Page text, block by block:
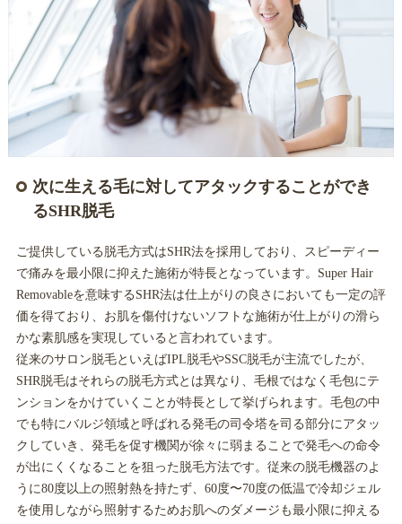
次に生える毛に対してアタックすることができ
るSHR脱毛
ご提供している脱毛方式はSHR法を採用しており、スピーディー
で痛みを最小限に抑えた施術が特長となっています。Super Hair
Removableを意味するSHR法は仕上がりの良さにおいても一定の評
価を得ており、お肌を傷付けないソフトな施術が仕上がりの滑ら
かな素肌感を実現していると言われています。
従来のサロン脱毛といえばIPL脱毛やSSC脱毛が主流でしたが、
SHR脱毛はそれらの脱毛方式とは異なり、毛根ではなく毛包にテ
ンションをかけていくことが特長として挙げられます。毛包の中
でも特にバルジ領域と呼ばれる発毛の司令塔を司る部分にアタッ
クしていき、発毛を促す機関が徐々に弱まることで発毛への命令
が出にくくなることを狙った脱毛方法です。従来の脱毛機器のよ
うに80度以上の照射熱を持たず、60度〜70度の低温で冷却ジェル
を使用しながら照射するためお肌へのダメージも最小限に抑える